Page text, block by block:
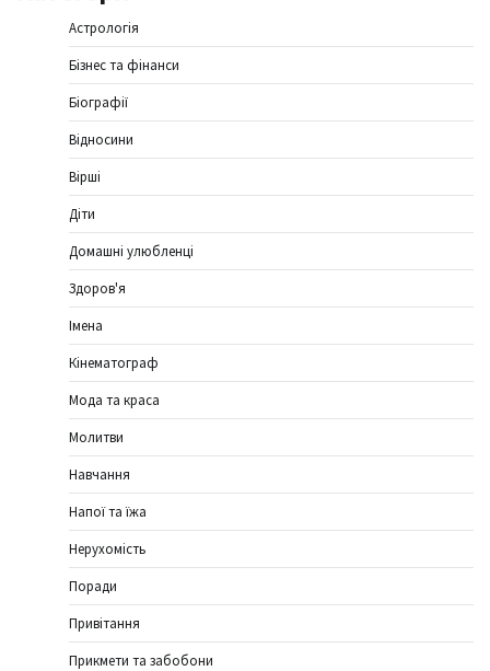
Астрологія
Бізнес та фінанси
Біографії
Відносини
Вірші
Діти
Домашні улюбленці
Здоров'я
Імена
Кінематограф
Мода та краса
Молитви
Навчання
Напої та їжа
Нерухомість
Поради
Привітання
Прикмети та забобони